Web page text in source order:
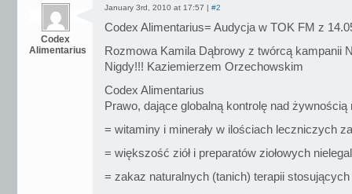
Codex
Alimentarius
January 3rd, 2010 at 17:57 | #2
Codex Alimentarius= Audycja w TOK FM z
Rozmowa Kamila Dąbrowy z twórcą kampanii
Nigdy!!! Kaziemierzem Orzechowskim
Codex Alimentarius
Prawo, dające globalną kontrolę nad
= witaminy i minerały w ilościach leczniczych
= większość ziół i preparatów ziołowych
= zakaz naturalnych (tanich) terapii stosujących